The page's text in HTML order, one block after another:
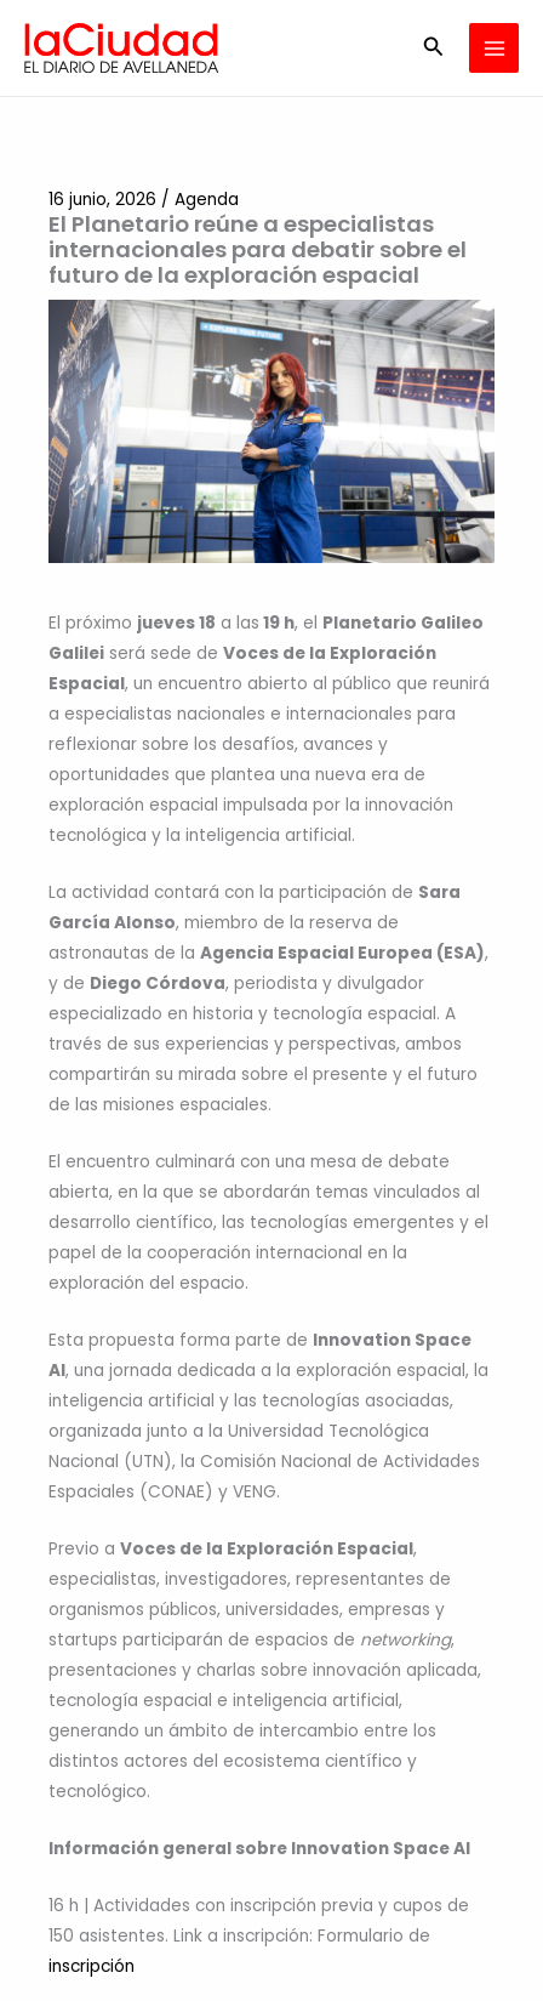
contenido
Buscar
El Planetario reúne a especialistas
internacionales para debatir sobre el
futuro de la exploración espacial
16 junio, 2026 / Agenda
El próximo jueves 18 a las 19 h, el Planetario Galileo
Galilei será sede de Voces de la Exploración
Espacial, un encuentro abierto al público que reunirá
a especialistas nacionales e internacionales para
reflexionar sobre los desafíos, avances y
oportunidades que plantea una nueva era de
exploración espacial impulsada por la innovación
tecnológica y la inteligencia artificial.
La actividad contará con la participación de Sara
García Alonso, miembro de la reserva de
astronautas de la Agencia Espacial Europea (ESA),
y de Diego Córdova, periodista y divulgador
especializado en historia y tecnología espacial. A
través de sus experiencias y perspectivas, ambos
compartirán su mirada sobre el presente y el futuro
de las misiones espaciales.
El encuentro culminará con una mesa de debate
abierta, en la que se abordarán temas vinculados al
desarrollo científico, las tecnologías emergentes y el
papel de la cooperación internacional en la
exploración del espacio.
Esta propuesta forma parte de Innovation Space
AI, una jornada dedicada a la exploración espacial, la
inteligencia artificial y las tecnologías asociadas,
organizada junto a la Universidad Tecnológica
Nacional (UTN), la Comisión Nacional de Actividades
Espaciales (CONAE) y VENG.
Previo a Voces de la Exploración Espacial,
especialistas, investigadores, representantes de
organismos públicos, universidades, empresas y
startups participarán de espacios de networking,
presentaciones y charlas sobre innovación aplicada,
tecnología espacial e inteligencia artificial,
generando un ámbito de intercambio entre los
distintos actores del ecosistema científico y
tecnológico.
Información general sobre Innovation Space AI
16 h | Actividades con inscripción previa y cupos de
150 asistentes. Link a inscripción: Formulario de
inscripción